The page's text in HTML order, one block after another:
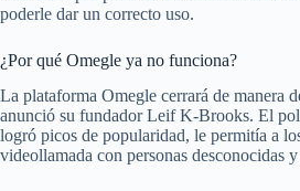
poderle dar un correcto uso.
¿Por qué Omegle ya no funciona?
La plataforma Omegle cerrará de manera
anunció su fundador Leif K-Brooks. El
logró picos de popularidad, le permitía a
videollamada con personas desconocidas